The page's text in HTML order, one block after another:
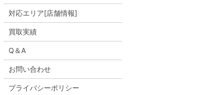
対応エリア[店舗情報]
買取実績
Q＆A
お問い合わせ
プライバシーポリシー